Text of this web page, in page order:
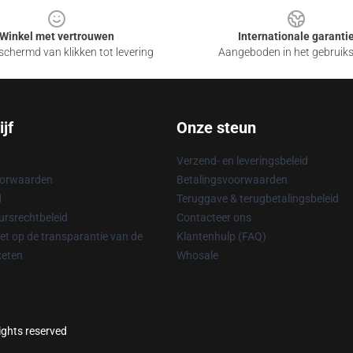
Winkel met vertrouwen
van klikken tot levering
Internationale
Aangeboden in het
op de transparantie van de
Onze steun
Verzend- en leveringsbeleid
Betalingsvoorwaarden
Teruggave & terugbetalingsbeleid
Contacteer ons
Klantenhulp (FAQ)
Whosale
reserved